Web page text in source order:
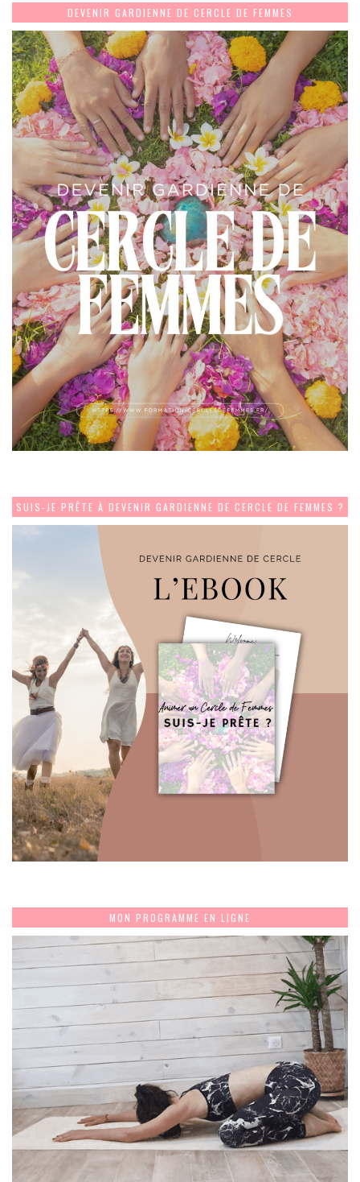
DEVENIR GARDIENNE DE CERCLE DE FEMMES
SUIS-JE PRÊTE À DEVENIR GARDIENNE DE CERCLE DE FEMMES ?
MON PROGRAMME EN LIGNE